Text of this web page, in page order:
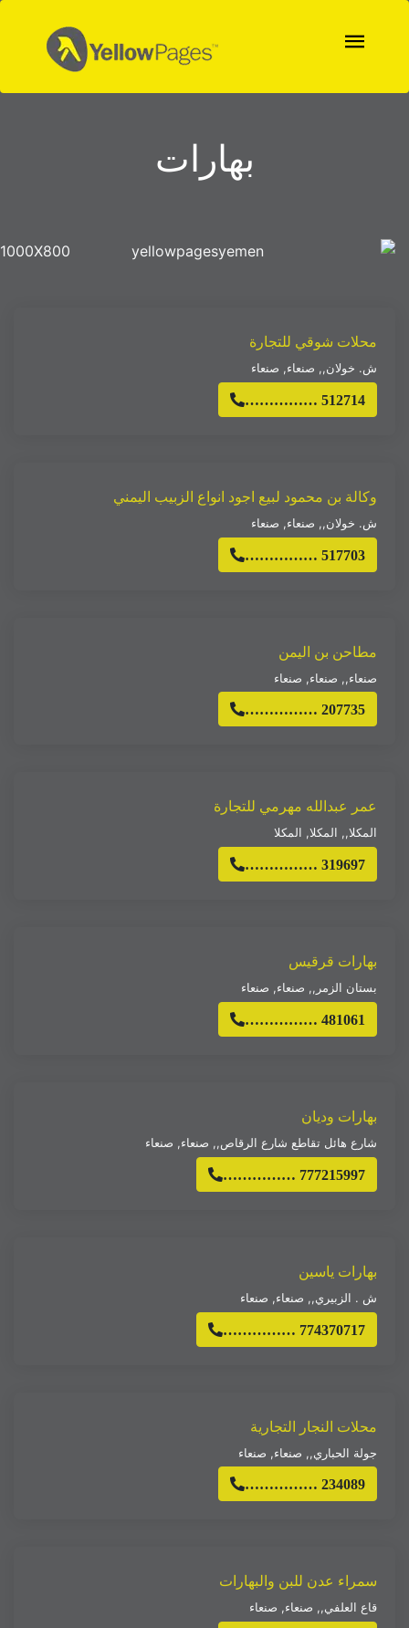
بهارات
1000X800
محلات شوقي للتجارة
ش. خولان,, صنعاء, صنعاء
…………… 512714
وكالة بن محمود لبيع اجود انواع الزبيب اليمني
ش. خولان,, صنعاء, صنعاء
…………… 517703
مطاحن بن اليمن
صنعاء,, صنعاء, صنعاء
…………… 207735
عمر عبدالله مهرمي للتجارة
المكلا,, المكلا, المكلا
…………… 319697
بهارات قرقيس
بستان الزمر,, صنعاء, صنعاء
…………… 481061
بهارات وديان
شارع هائل تقاطع شارع الرقاص,, صنعاء, صنعاء
…………… 777215997
بهارات ياسين
ش . الزبيري,, صنعاء, صنعاء
…………… 774370717
محلات النجار التجارية
جولة الحباري,, صنعاء, صنعاء
…………… 234089
سمراء عدن للبن والبهارات
قاع العلفي,, صنعاء, صنعاء